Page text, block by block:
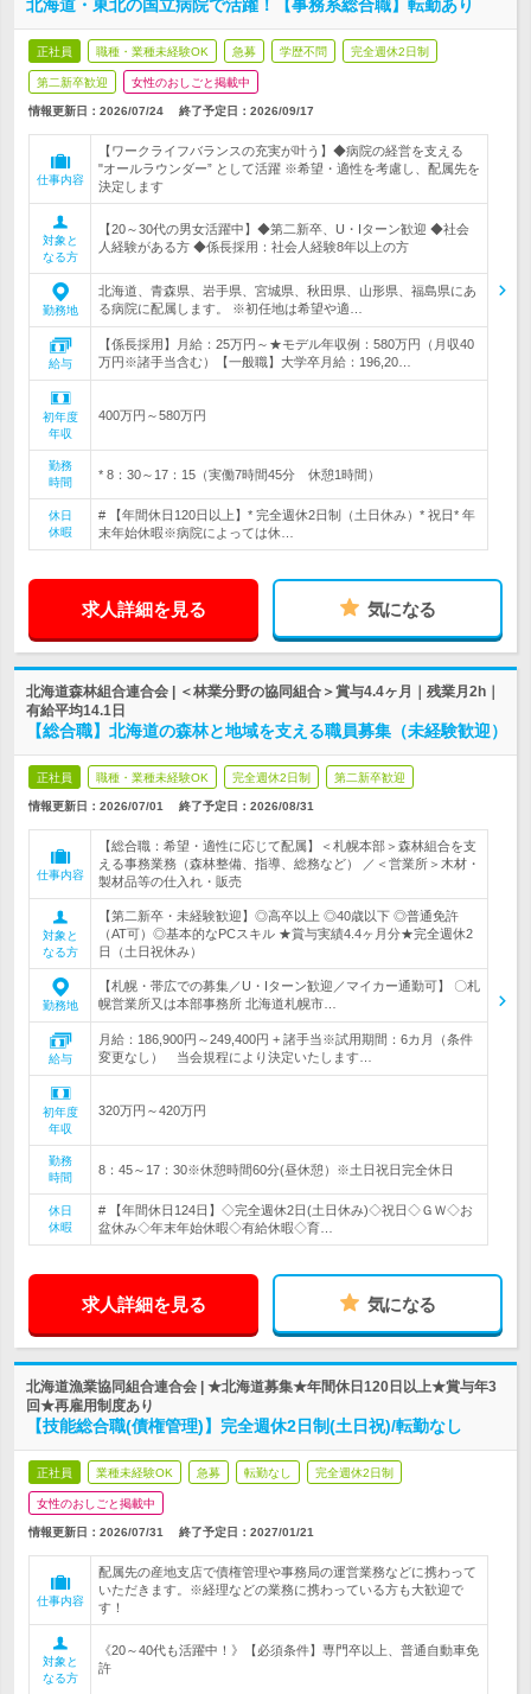
北海道・東北の国立病院で活躍！【事務系総合職】転勤あり
正社員 職種・業種未経験OK 急募 学歴不問 完全週休2日制
第二新卒歓迎 女性のおしごと掲載中
情報更新日：2026/07/24 終了予定日： 2026/09/17
仕事内容
【ワークライフバランスの充実が叶う】◆病院の経営を支える
"オールラウンダー” として活躍 ※希望・適性を考慮し、配属先を
決定します
対象と
なる方
【20～30代の男女活躍中】◆第二新卒、U・Iターン歓迎 ◆社会
人経験がある方 ◆係長採用：社会人経験8年以上の方
勤務地
北海道、青森県、岩手県、宮城県、秋田県、山形県、福島県にあ
る病院に配属します。 ※初任地は希望や適…
給与
【係長採用】月給：25万円～★モデル年収例：580万円（月収40
万円※諸手当含む）【一般職】大学卒月給：196,20…
初年度
年収
400万円～580万円
勤務
時間
* 8：30～17：15（実働7時間45分 休憩1時間）
休日
休暇
# 【年間休日120日以上】* 完全週休2日制（土日休み）* 祝日* 年
末年始休暇※病院によっては休…
求人詳細を見る 気になる
北海道森林組合連合会 | ＜林業分野の協同組合＞賞与4.4ヶ月｜残業月2h｜
有給平均14.1日
【総合職】北海道の森林と地域を支える職員募集（未経験歓迎）
正社員 職種・業種未経験OK 完全週休2日制 第二新卒歓迎
情報更新日：2026/07/01 終了予定日： 2026/08/31
仕事内容
【総合職：希望・適性に応じて配属】＜札幌本部＞森林組合を支
える事務業務（森林整備、指導、総務など） ／＜営業所＞木材・
製材品等の仕入れ・販売
対象と
なる方
【第二新卒・未経験歓迎】◎高卒以上 ◎40歳以下 ◎普通免許
（AT可）◎基本的なPCスキル ★賞与実績4.4ヶ月分★完全週休2
日（土日祝休み）
勤務地
【札幌・帯広での募集／U・Iターン歓迎／マイカー通勤可】 〇札
幌営業所又は本部事務所 北海道札幌市…
給与
月給：186,900円～249,400円 + 諸手当※試用期間：6カ月（条件
変更なし） 当会規程により決定いたします…
初年度
年収
320万円～420万円
勤務
時間
8：45～17：30※休憩時間60分(昼休憩）※土日祝日完全休日
休日
休暇
# 【年間休日124日】◇完全週休2日(土日休み)◇祝日◇ＧＷ◇お
盆休み◇年末年始休暇◇有給休暇◇育…
求人詳細を見る 気になる
北海道漁業協同組合連合会 | ★北海道募集★年間休日120日以上★賞与年3
回★再雇用制度あり
【技能総合職(債権管理)】完全週休2日制(土日祝)/転勤なし
正社員 業種未経験OK 急募 転勤なし 完全週休2日制
女性のおしごと掲載中
情報更新日：2026/07/31 終了予定日： 2027/01/21
仕事内容
配属先の産地支店で債権管理や事務局の運営業務などに携わって
いただきます。※経理などの業務に携わっている方も大歓迎で
す！
対象と
なる方
《20～40代も活躍中！》【必須条件】専門卒以上、普通自動車免
許